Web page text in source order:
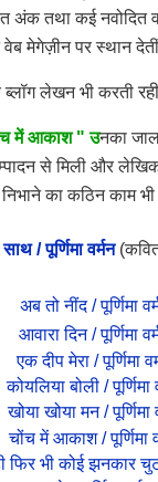
अंक तथा कई नवोदित व
मेगेज़ीन पर स्थान देतीं
ब्लॉग लेखन भी करती
में आकाश " उनका
से मिली और
का कठिन काम भी
/ पूर्णिमा वर्मन
अब तो नींद / पूर्णिमा
आवारा दिन / पूर्णिमा
एक दीप मेरा / पूर्णिमा
कोयलिया बोली / पूर्णिमा
खोया खोया मन / पूर्णिमा
चोंच में आकाश / पूर्णिमा
फिर भी कोई झनकार